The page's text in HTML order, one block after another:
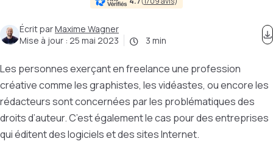
Écrit parMaxime Wagner
Mise à jour : 25 mai 2023 3 min
Les personnes exerçant en freelanceune profession
créative comme les graphistes, les vidéastes, ou encore les
rédacteurs sont concernées parles problématiques des
droits d’auteur. C’est également le cas pour des entreprises
qui éditent des logiciels et des sites Internet.